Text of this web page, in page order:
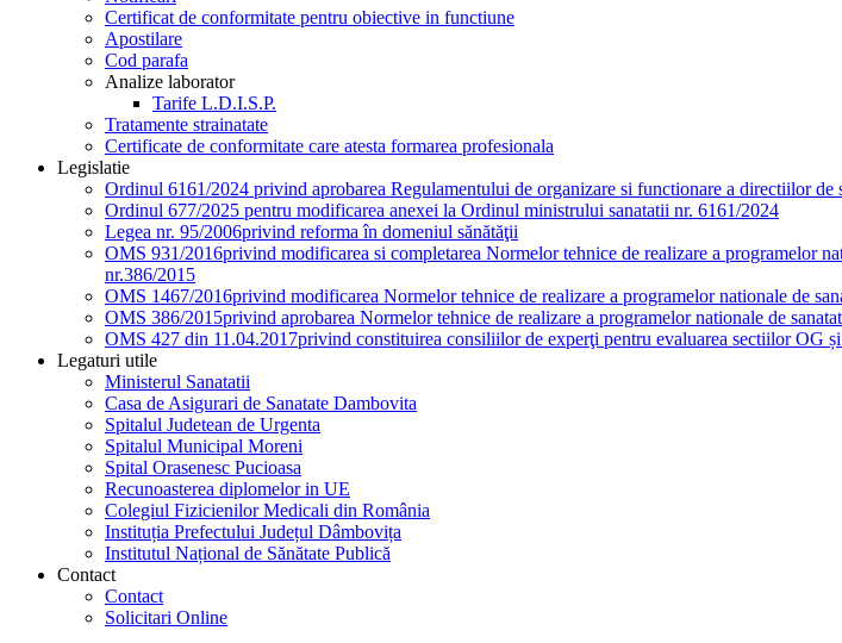
Certificat de conformitate pentru obiective in functiune
Apostilare
Cod parafa
Analize laborator
Tarife L.D.I.S.P.
Tratamente strainatate
Certificate de conformitate care atesta formarea profesionala
Legislatie
Ordinul 6161/2024 privind aprobarea Regulamentului de organizare si functionare a directiilor de
Ordinul 677/2025 pentru modificarea anexei la Ordinul ministrului sanatatii nr. 6161/2024
Legea nr. 95/2006privind reforma în domeniul sănătăţii
OMS 931/2016privind modificarea si completarea Normelor tehnice de realizare a programelor
nr.386/2015
OMS 1467/2016privind modificarea Normelor tehnice de realizare a programelor nationale de
OMS 386/2015privind aprobarea Normelor tehnice de realizare a programelor nationale de
OMS 427 din 11.04.2017privind constituirea consiliilor de experţi pentru evaluarea sectiilor OG
Legaturi utile
Ministerul Sanatatii
Casa de Asigurari de Sanatate Dambovita
Spitalul Judetean de Urgenta
Spitalul Municipal Moreni
Spital Orasenesc Pucioasa
Recunoasterea diplomelor in UE
Colegiul Fizicienilor Medicali din România
Instituția Prefectului Județul Dâmbovița
Institutul Național de Sănătate Publică
Contact
Contact
Solicitari Online